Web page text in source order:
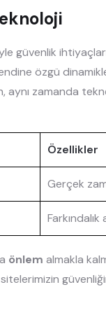
güvenlik
özgü
aynı zamanda
Özellikler
Gerçek
Farkındalık
önlem almakla